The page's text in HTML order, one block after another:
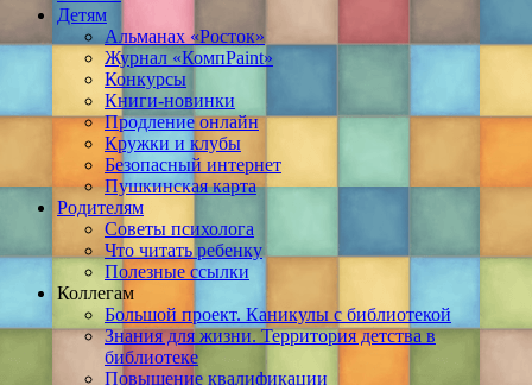
Детям
Альманах «Росток»
Журнал «КомпPaint»
Конкурсы
Книги-новинки
Продление онлайн
Кружки и клубы
Безопасный интернет
Пушкинская карта
Родителям
Советы психолога
Что читать ребенку
Полезные ссылки
Коллегам
Большой проект. Каникулы с библиотекой
Знания для жизни. Территория детства в
библиотеке
Повышение квалификации